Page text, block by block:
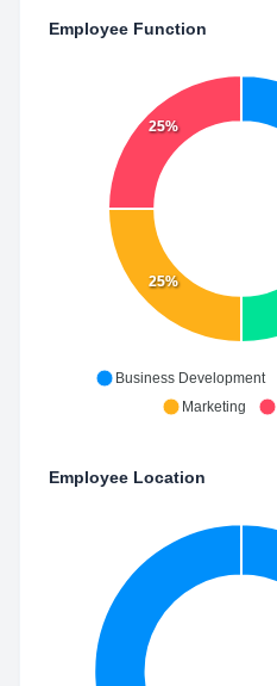
Employee Function
25%
25%
Business Development
Marketing
Employee Location